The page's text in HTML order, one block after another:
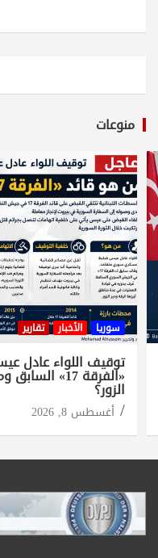
منوعات
سوريا الأخبار تقارير
توقيف اللواء عادل
«الفرقة 17»
الزور؟
أغسطس 8, 2026